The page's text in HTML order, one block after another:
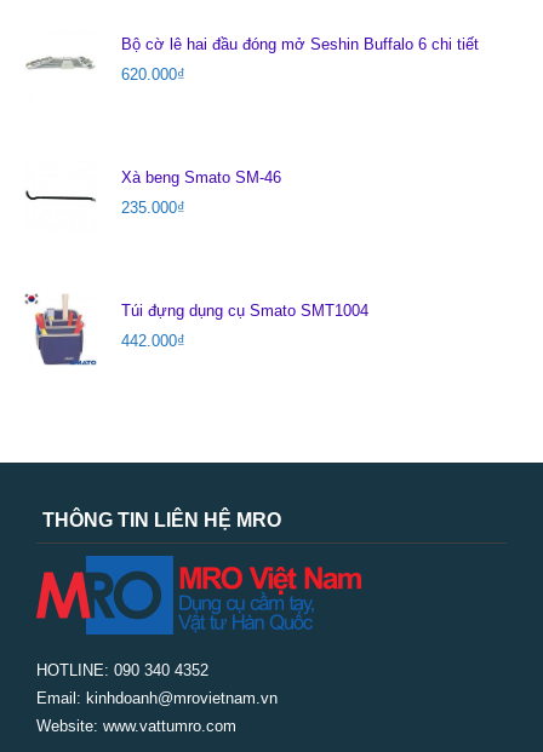
Bộ cờ lê hai đầu đóng mở Seshin Buffalo 6 chi tiết
620.000₫
Xà beng Smato SM-46
235.000₫
Túi đựng dụng cụ Smato SMT1004
442.000₫
THÔNG TIN LIÊN HỆ MRO
HOTLINE: 090 340 4352
Email: kinhdoanh@mrovietnam.vn
Website: www.vattumro.com